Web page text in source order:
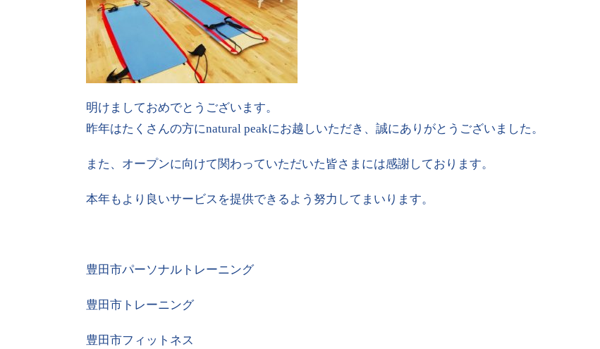
明けましておめでとうございます。
昨年はたくさんの方にnatural peakにお越しいただき、誠にありがとうございました。
また、オープンに向けて関わっていただいた皆さまには感謝しております。
本年もより良いサービスを提供できるよう努力してまいります。
豊田市パーソナルトレーニング
豊田市トレーニング
豊田市フィットネス